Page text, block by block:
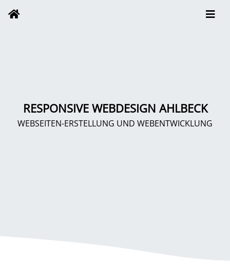
RESPONSIVE WEBDESIGN AHLBECK
WEBSEITEN-ERSTELLUNG UND WEBENTWICKLUNG